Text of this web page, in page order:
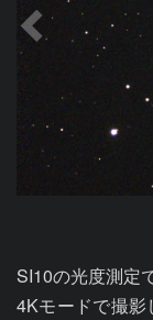
SI10の光度測定
4Kモードで撮影